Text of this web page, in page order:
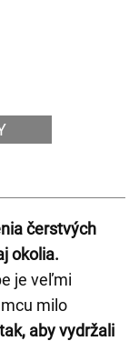
čerstvých
okolia.
je veľmi
milo
aby vydržali